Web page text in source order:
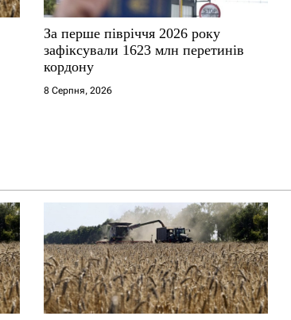
За перше півріччя 2026 року
зафіксували 1623 млн перетинів
кордону
8 Серпня, 2026